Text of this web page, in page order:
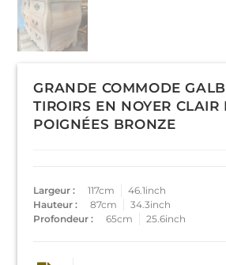
GRANDE COMMODE
TIROIRS EN NOYER CLAIR
POIGNÉES BRONZE
Largeur : 117cm
46.1inch
Hauteur :
87cm
34.3inch
Profondeur :
65cm 25.6inch